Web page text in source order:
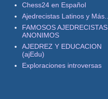
Chess24 en Español
Ajedrecistas Latinos y Más...
FAMOSOS AJEDRECISTAS
ANONIMOS
AJEDREZ Y EDUCACION
(ajEdu)
Exploraciones introversas